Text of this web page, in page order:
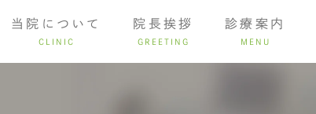
当院について
CLINIC
院長挨拶
GREETING
診療案内
MENU